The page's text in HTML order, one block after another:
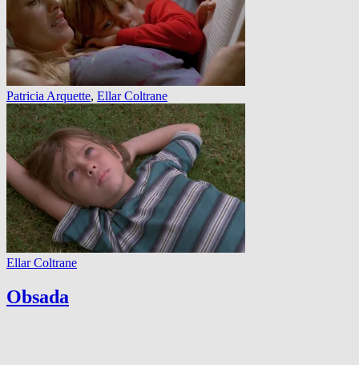
Patricia Arquette, Ellar Coltrane
Ellar Coltrane
Obsada